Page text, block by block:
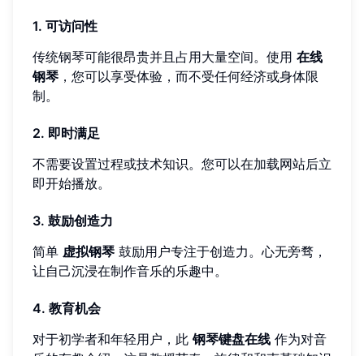
1. 可访问性
传统钢琴可能很昂贵并且占用大量空间。使用 在线
钢琴 ，您可以享受体验，而不受任何经济或身体限
制。
2. 即时满足
不需要设置过程或技术知识。您可以在加载网站后立
即开始播放。
3. 鼓励创造力
简单 虚拟钢琴 鼓励用户专注于创造力。心无旁骛，
让自己沉浸在制作音乐的乐趣中。
4. 教育机会
对于初学者和年轻用户，此钢琴键盘在线 作为对音